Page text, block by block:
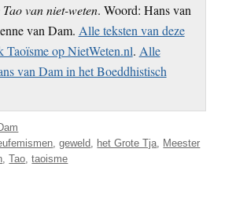
van niet-weten. Woord: Hans van
van Dam. Alle teksten van deze
Taoïsme op NietWeten.nl. Alle
van Dam in het Boeddhistisch
,geweld, het Grote Tja, Meester
,Tao,taoisme